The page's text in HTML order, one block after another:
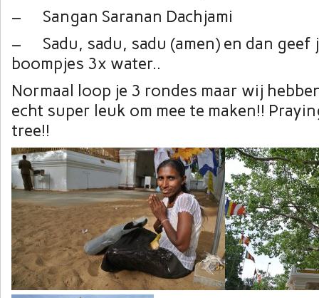
– Sangan Saranan Dachjami
– Sadu, sadu, sadu (amen) en dan geef
boompjes 3x water..
Normaal loop je 3 rondes maar wij
echt super leuk om mee te maken!!
tree!!